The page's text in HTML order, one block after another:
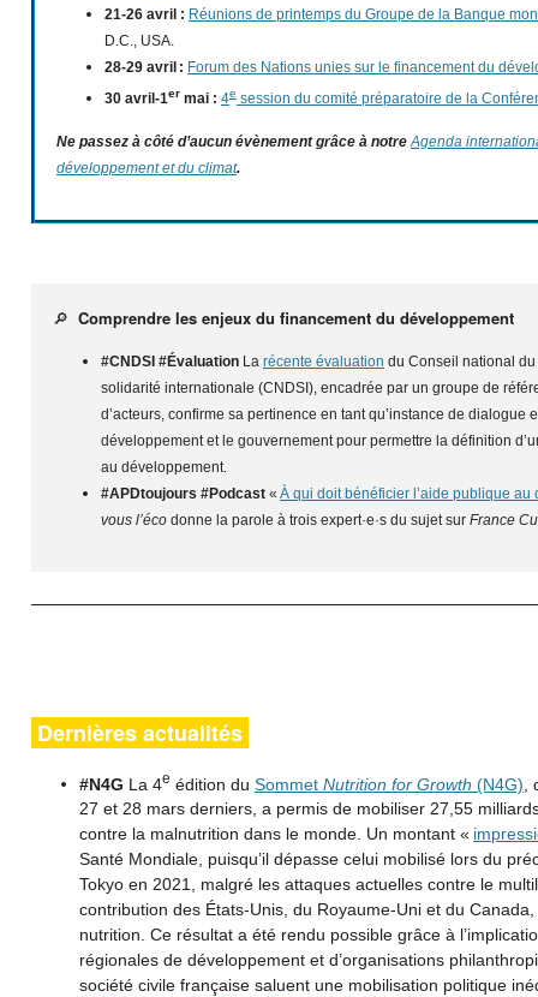
21-26 avril : Réunions de printemps du Groupe de la Banque
D.C., USA.
28-29 avril : Forum des Nations unies sur le financement du
30 avril-1er mai : 4e session du comité préparatoire de la
Ne passez à côté d’aucun évènement grâce à notreAgenda
développement et du climat.
🔎 Comprendre les enjeux du financement du développement
#CNDSI #Évaluation La récente évaluation du Conseil national
solidarité internationale (CNDSI), encadrée par un groupe de
d’acteurs, confirme sa pertinence en tant qu’instance de dialogue
développement et le gouvernement pour permettre la définition
au développement.
#APDtoujours #Podcast « À qui doit bénéficier l’aide publique au
vous l’éco donne la parole à trois expert·e·s du sujet sur France
Dernières actualités
#N4G La 4e édition du Sommet Nutrition for Growth (N4G)
27 et 28 mars derniers, a permis de mobiliser 27,55
contre la malnutrition dans le monde. Un montant «
Santé Mondiale, puisqu’il dépasse celui mobilisé lors du
Tokyo en 2021, malgré les attaques actuelles contre le
contribution des États-Unis, du Royaume-Uni et du
nutrition. Ce résultat a été rendu possible grâce à
régionales de développement et d’organisations
société civile française saluent une mobilisation politique